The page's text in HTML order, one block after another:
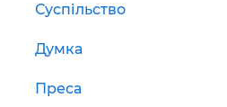
Суспільство
Думка
Преса